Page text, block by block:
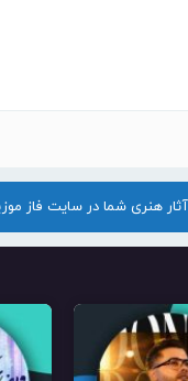
هنری شما در سایت فاز